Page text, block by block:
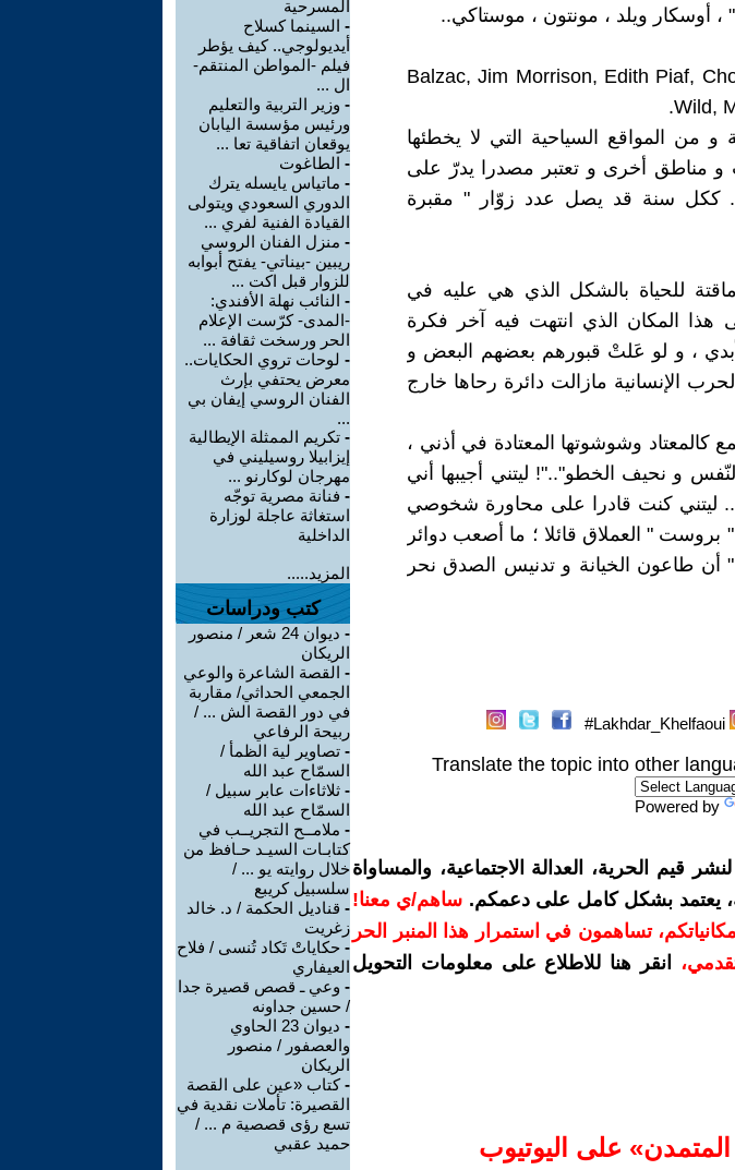
أوسكار ويلد ، مونتون ، موستاكي..
Balzac, Jim Morrison, Edith Piaf,
Wild,
و من المواقع السياحية التي لا يخطئها
و مناطق أخرى و تعتبر مصدرا يدرّ على
. ككل سنة قد يصل عدد زوّار " مقبرة
للحياة بالشكل الذي هي عليه في
هذا المكان الذي انتهت فيه آخر فكرة
، و لو عَلتْ قبورهم بعضهم البعض و
الإنسانية مازالت دائرة رحاها خارج
وشوشوتها المعتادة في أذني ،
و نحيف الخطو".."! ليتني أجيبها أني
.. ليتني كنت قادرا على محاورة شخوصي
" العملاق قائلا ؛ ما أصعب دوائر
طاعون الخيانة و تدنيس الصدق نحر
Lakhdar_Khelfaoui#
Translate the topic into other
Powered by
الحرية، العدالة الاجتماعية، والمساواة
يعتمد بشكل كامل على دعمكم. ساهم/ي معنا!
حسب إمكانياتكم، تساهمون في استمرار هذا المنبر الحر
،
انقر هنا للاطلاع على معلومات التحويل
على اليوتيوب
المسرحية
- السينما كسلاح
أيديولوجي.. كيف يؤطر
فيلم -المواطن المنتقم-
ال ...
- وزير التربية والتعليم
ورئيس مؤسسة اليابان
يوقعان اتفاقية تعا ...
- الطاغوت
- ماتياس يايسله يترك
الدوري السعودي ويتولى
القيادة الفنية لفري ...
- منزل الفنان الروسي
ريبين -بيناتي- يفتح أبوابه
للزوار قبل اكت ...
- النائب نهلة الأفندي:
-المدى- كرّست الإعلام
الحر ورسخت ثقافة ...
- لوحات تروي الحكايات..
معرض يحتفي بإرث
الفنان الروسي إيفان بي
...
- تكريم الممثلة الإيطالية
إيزابيلا روسيليني في
مهرجان لوكارنو ...
- فنانة مصرية توجّه
استغاثة عاجلة لوزارة
الداخلية
المزيد.....
كتب ودراسات
-
ديوان 24 شعر / منصور
الريكان
- القصة الشاعرة والوعي
الجمعي الحداثي/ مقاربة
في دور القصة الش ... /
ربيحة الرفاعي
- تصاوير لية الظمأ /
السمّاح عبد الله
- ثلاثاءات عابر سبيل /
السمّاح عبد الله
- ملامــح التجريــب في
كتابـات السيـد حـافظ من
خلال روايته يو ... /
سلسبيل كريبع
- قناديل الحكمة / د. خالد
زغريت
- حكاياتْ تَكاد تُنسى / فلاح
العيفاري
- وعي ـ قصص قصيرة جدا
/ حسين جداونه
-
ديوان 23 الحاوي
والعصفور / منصور
الريكان
-كتاب «عين على القصة
القصيرة: تأملات نقدية في
تسع رؤى قصصية م ... /
حميد عقبي